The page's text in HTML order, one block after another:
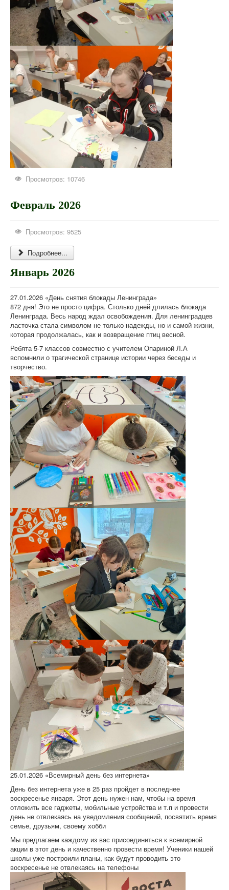
Просмотров: 10746
Февраль 2026
Просмотров: 9525
Подробнее...
Январь 2026
27.01.2026 «День снятия блокады Ленинграда»
872 дня! Это не просто цифра. Столько дней длилась блокада
Ленинграда. Весь народ ждал освобождения. Для ленинградцев
ласточка стала символом не только надежды, но и самой жизни,
которая продолжалась, как и возвращение птиц весной.
Ребята 5-7 классов совместно с учителем Опариной Л.А
вспомнили о трагической странице истории через беседы и
творчество.
25.01.2026 «Всемирный день без интернета»
День без интернета уже в 25 раз пройдет в последнее
воскресенье января. Этот день нужен нам, чтобы на время
отложить все гаджеты, мобильные устройства и т.п и провести
день не отвлекаясь на уведомления сообщений, посвятить время
семье, друзьям, своему хобби
Мы предлагаем каждому из вас присоединиться к всемирной
акции в этот день и качественно провести время! Ученики нашей
школы уже построили планы, как будут проводить это
воскресенье не отвлекаясь на телефоны